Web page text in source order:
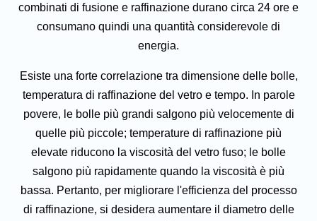
combinati di fusione e raffinazione durano circa 24 ore e
consumano quindi una quantità considerevole di
energia.
Esiste una forte correlazione tra dimensione delle bolle,
temperatura di raffinazione del vetro e tempo. In parole
povere, le bolle più grandi salgono più velocemente di
quelle più piccole; temperature di raffinazione più
elevate riducono la viscosità del vetro fuso; le bolle
salgono più rapidamente quando la viscosità è più
bassa. Pertanto, per migliorare l'efficienza del processo
di raffinazione, si desidera aumentare il diametro delle